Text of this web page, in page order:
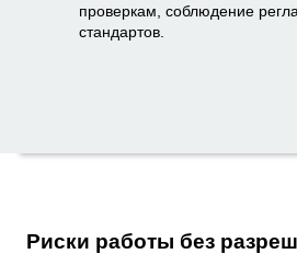
проверкам, соблюдение
стандартов.
Риски работы без